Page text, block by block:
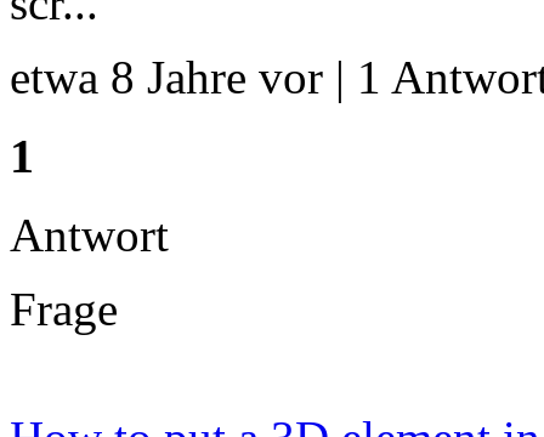
etwa 8 Jahre vor | 1
1
Antwort
Frage